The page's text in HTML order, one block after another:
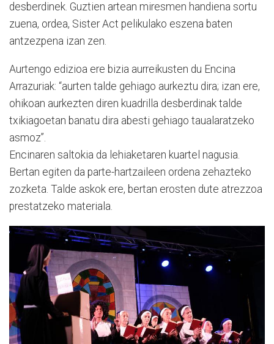
desberdinek. Guztien artean miresmen handiena sortu
zuena, ordea, Sister Act pelikulako eszena baten
antzezpena izan zen.
Aurtengo edizioa ere bizia aurreikusten du Encina
Arrazuriak: “aurten talde gehiago aurkeztu dira; izan ere,
ohikoan aurkezten diren kuadrilla desberdinak talde
txikiagoetan banatu dira abesti gehiago taualaratzeko
asmoz”.
Encinaren saltokia da lehiaketaren kuartel nagusia.
Bertan egiten da parte-hartzaileen ordena zehazteko
zozketa. Talde askok ere, bertan erosten dute atrezzoa
prestatzeko materiala.